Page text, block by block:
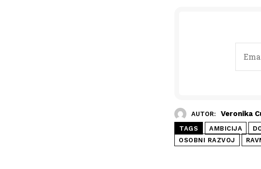
AUTOR: Veronika
TAGS AMBICIJA
OSOBNI RAZVOJ